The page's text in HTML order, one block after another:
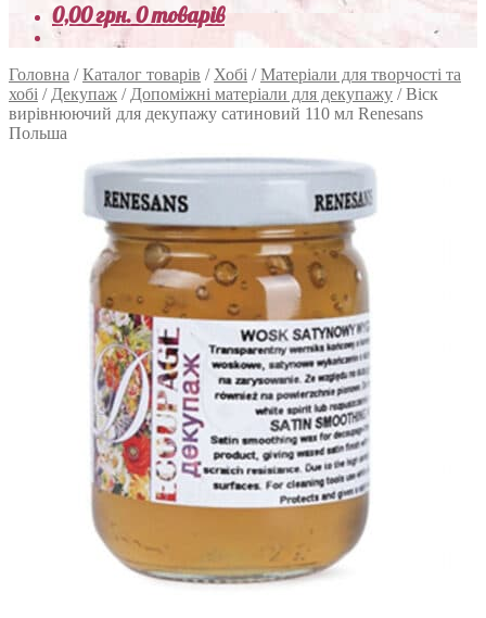
0,00грн.0 товарів
Головна /Каталог товарів / Хобі /Матеріали для творчості та
хобі / Декупаж / Допоміжні матеріали для декупажу /Віск
вирівнюючий для декупажу сатиновий 110 мл Renesans
Польша